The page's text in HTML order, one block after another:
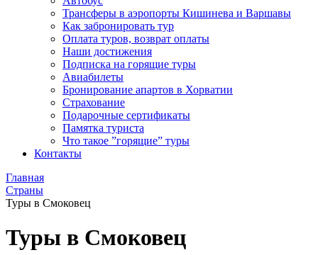
Трансферы в аэропорты Кишинева и Варшавы
Как забронировать тур
Оплата туров, возврат оплаты
Наши достижения
Подписка на горящие туры
Авиабилеты
Бронирование апартов в Хорватии
Страхование
Подарочные сертификаты
Памятка туриста
Что такое ”горящие” туры
Контакты
Главная
Страны
Туры в Смоковец
Туры в Смоковец